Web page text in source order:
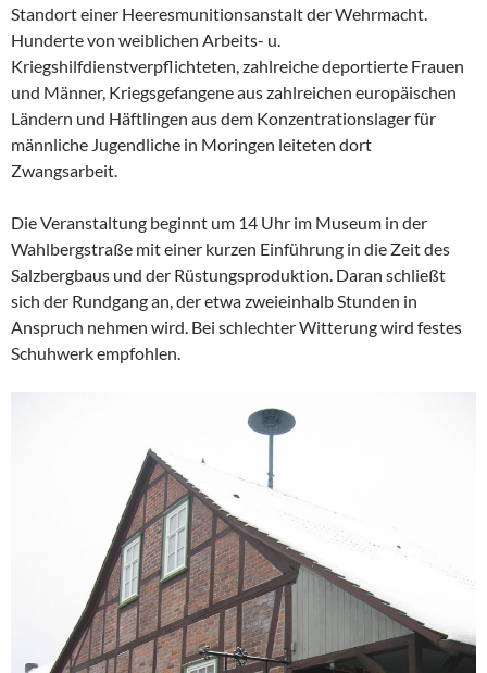
Standort einer Heeresmunitionsanstalt der Wehrmacht.
Hunderte von weiblichen Arbeits- u.
Kriegshilfdienstverpflichteten, zahlreiche deportierte Frauen
und Männer, Kriegsgefangene aus zahlreichen europäischen
Ländern und Häftlingen aus dem Konzentrationslager für
männliche Jugendliche in Moringen leiteten dort
Zwangsarbeit.
Die Veranstaltung beginnt um 14 Uhr im Museum in der
Wahlbergstraße mit einer kurzen Einführung in die Zeit des
Salzbergbaus und der Rüstungsproduktion. Daran schließt
sich der Rundgang an, der etwa zweieinhalb Stunden in
Anspruch nehmen wird. Bei schlechter Witterung wird festes
Schuhwerk empfohlen.